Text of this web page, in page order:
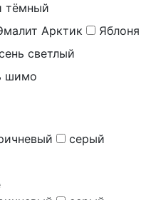
тёмный
Арктик
Яблоня
светлый
шимо
серый